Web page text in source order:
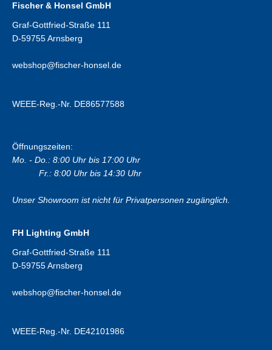
Fischer & Honsel GmbH
Graf-Gottfried-Straße 111
D-59755 Arnsberg
webshop@fischer-honsel.de
WEEE-Reg.-Nr. DE86577588
Öffnungszeiten:
Mo. - Do.: 8:00 Uhr bis 17:00 Uhr
Fr.: 8:00 Uhr bis 14:30 Uhr
Unser Showroom ist nicht für Privatpersonen zugänglich.
FH Lighting GmbH
Graf-Gottfried-Straße 111
D-59755 Arnsberg
webshop@fischer-honsel.de
WEEE-Reg.-Nr. DE42101986